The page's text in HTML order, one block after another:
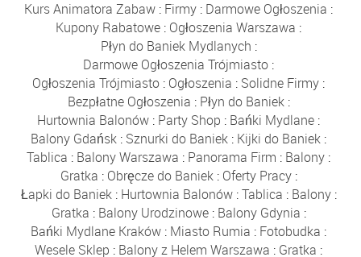
Kurs Animatora Zabaw : Firmy : Darmowe Ogłoszenia :
Kupony Rabatowe : Ogłoszenia Warszawa :
Płyn do Baniek Mydlanych :
Darmowe Ogłoszenia Trójmiasto :
Ogłoszenia Trójmiasto : Ogłoszenia : Solidne Firmy :
Bezpłatne Ogłoszenia : Płyn do Baniek:
Hurtownia Balonów : Party Shop : Bańki Mydlane :
Balony Gdańsk : Sznurki do Baniek : Kijki do Baniek :
Tablica : Balony Warszawa : Panorama Firm : Balony :
Gratka : Obręcze do Baniek: Oferty Pracy:
Łapki do Baniek: Hurtownia Balonów:Tablica : Balony:
Gratka : Balony Urodzinowe: Balony Gdynia :
Bańki Mydlane Kraków : Miasto Rumia : Fotobudka :
Wesele Sklep : Balony z Helem Warszawa : Gratka :